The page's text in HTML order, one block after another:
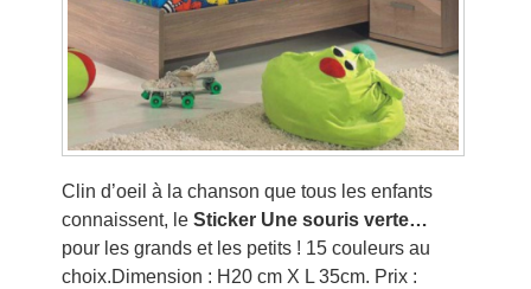
Clin d’oeil à la chanson que tous les enfants
connaissent, le Sticker Une souris verte…
pour les grands et les petits ! 15 couleurs au
choix.Dimension : H20 cm X L 35cm. Prix :